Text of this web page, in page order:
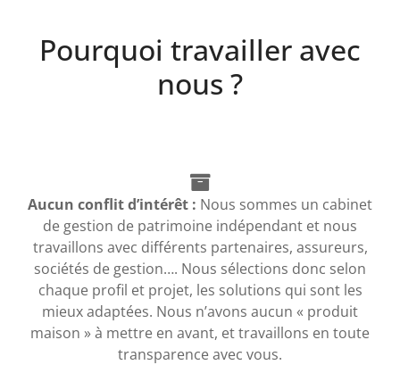
Pourquoi travailler avec
nous ?
Aucun conflit d’intérêt : Nous sommes un cabinet
de gestion de patrimoine indépendant et nous
travaillons avec différents partenaires, assureurs,
sociétés de gestion…. Nous sélections donc selon
chaque profil et projet, les solutions qui sont les
mieux adaptées. Nous n’avons aucun « produit
maison » à mettre en avant, et travaillons en toute
transparence avec vous.